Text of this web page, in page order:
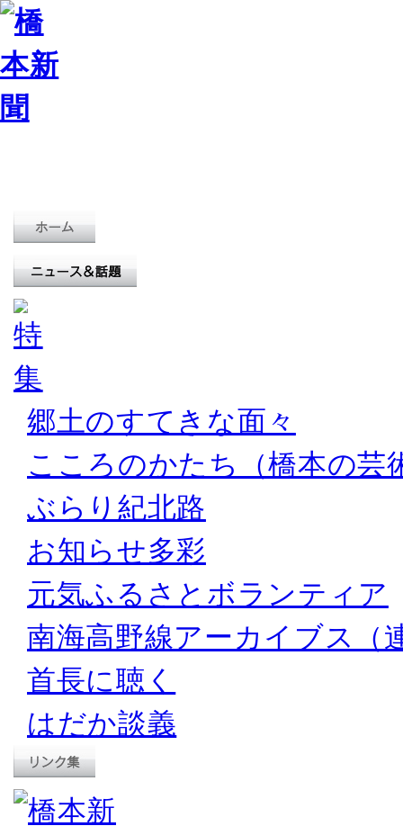
郷土のすてきな面々
こころのかたち（橋本の芸
ぶらり紀北路
お知らせ多彩
元気ふるさとボランティア
南海高野線アーカイブス（
首長に聴く
はだか談義